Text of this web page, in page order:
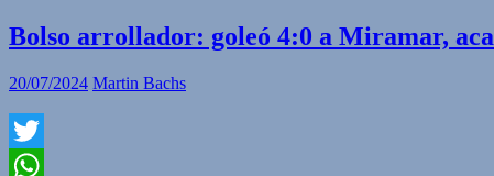
Bolso arrollador: goleó 4:0 a Miramar,
20/07/2024 Martin Bachs
Twitter